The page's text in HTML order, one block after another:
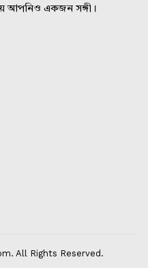
আপনিও একজন সঙ্গী।
All Rights Reserved.